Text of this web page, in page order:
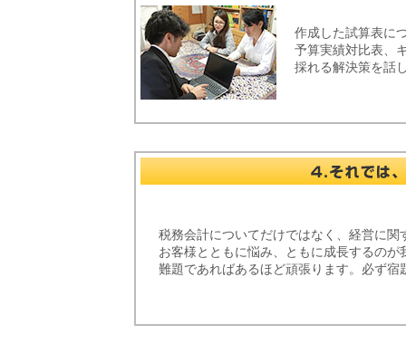
作成した試算表に
予算実績対比表、
採れる解決策を話
税務会計についてだけではなく、経営に関
お客様とともに悩み、ともに成長するのが
難題であればあるほど頑張ります。必ず宿